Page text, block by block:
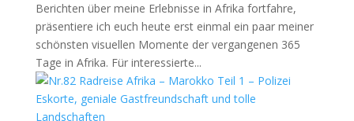
Berichten über meine Erlebnisse in Afrika fortfahre,
präsentiere ich euch heute erst einmal ein paar meiner
schönsten visuellen Momente der vergangenen 365
Tage in Afrika. Für interessierte...